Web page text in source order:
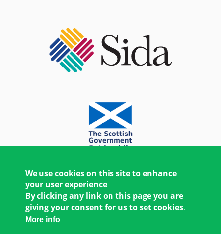
We use cookies on this site to enhance
your user experience
By clicking any link on this page you are
giving your consent for us to set cookies.
More info